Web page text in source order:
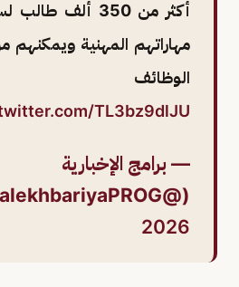
أكثر من 350 ألف
مهاراتهم المهنية ويمكنهم
الوظائف
TL3bz9dlJU
— برامج الإخبارية
(@alekhbariyaPROG)
2026